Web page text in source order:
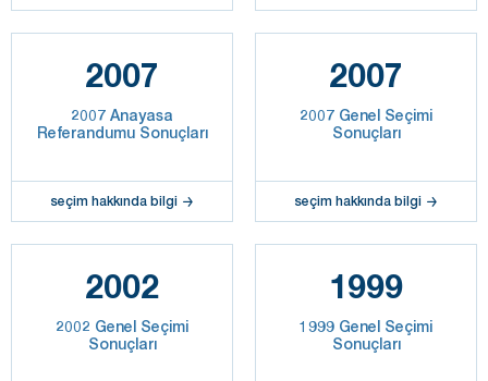
2007
2007 Anayasa
Referandumu Sonuçları
seçim hakkında bilgi
2007
2007 Genel Seçimi
Sonuçları
seçim hakkında bilgi
2002
2002 Genel Seçimi
Sonuçları
1999
1999 Genel Seçimi
Sonuçları